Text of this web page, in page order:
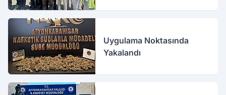
Uygulama Noktasında
Yakalandı